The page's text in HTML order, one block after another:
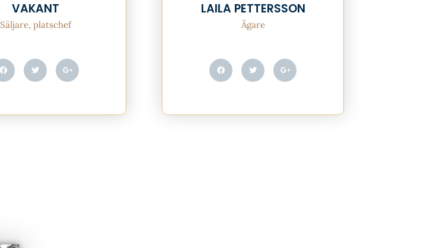
VAKANT
Säljare, platschef
LAILA PETTERSSON
Ägare